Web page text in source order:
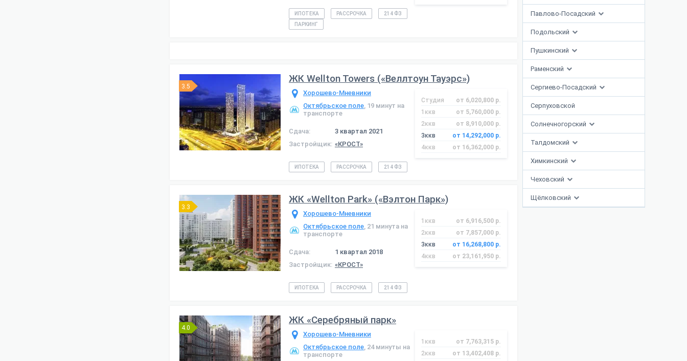
Павлово-Посадский
Подольский
Пушкинский
Раменский
Сергиево-Посадский
Серпуховской
Солнечногорский
Талдомский
Химкинский
Чеховский
Щёлковский
ИПОТЕКА РАССРОЧКА
214 ФЗ
ПАРКИНГ
3.5
ЖК Wellton Towers («Веллтоун Тауэрс»)
Хорошево-Мневники
Октябрьское поле, 19 минут на
транспорте
Сдача:
3 квартал 2021
Застройщик: «КРОСТ»
Студия
от 6,020,800 р.
1ккв
от 5,760,000 р.
2ккв
от 8,910,000 р.
3ккв
от 14,292,000 р.
4ккв
от 16,362,000 р.
ИПОТЕКА РАССРОЧКА 214 ФЗ
3.3
ЖК «Wellton Park» («Вэлтон Парк»)
Хорошево-Мневники
Октябрьское поле, 21 минута на
транспорте
Сдача:
1 квартал 2018
Застройщик: «КРОСТ»
1ккв
от 6,916,500 р.
2ккв
от 7,857,000 р.
3ккв
от 16,268,800 р.
4ккв
от 23,161,950 р.
ИПОТЕКА РАССРОЧКА 214 ФЗ
4.0
ЖК «Серебряный парк»
Хорошево-Мневники
Октябрьское поле, 24 минуты на
транспорте
1ккв
от 7,763,315 р.
2ккв
от 13,402,408 р.